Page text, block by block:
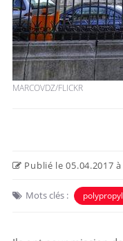
MARCOVDZ/FLICKR
Publié le 05.04.2017
Mots clés :
Pourquoi
de protéines
finalement être
Chronique des
ma maladie